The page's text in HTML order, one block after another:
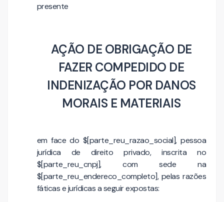
presente
AÇÃO DE OBRIGAÇÃO DE
FAZER COMPEDIDO DE
INDENIZAÇÃO POR DANOS
MORAIS E MATERIAIS
em face do $[parte_reu_razao_social], pessoa
jurídica de direito privado, inscrita no
$[parte_reu_cnpj], com sede na
$[parte_reu_endereco_completo], pelas razões
fáticas e jurídicas a seguir expostas: